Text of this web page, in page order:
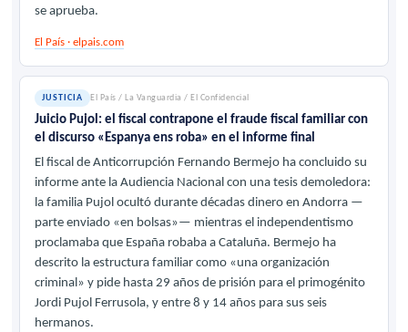
se aprueba.
El País · elpais.com
JUSTICIA El País / La Vanguardia / El Confidencial
Juicio Pujol: el fiscal contrapone el fraude fiscal familiar con
el discurso «Espanya ens roba» en el informe final
El fiscal de Anticorrupción Fernando Bermejo ha concluido su
informe ante la Audiencia Nacional con una tesis demoledora:
la familia Pujol ocultó durante décadas dinero en Andorra —
parte enviado «en bolsas»— mientras el independentismo
proclamaba que España robaba a Cataluña. Bermejo ha
descrito la estructura familiar como «una organización
criminal» y pide hasta 29 años de prisión para el primogénito
Jordi Pujol Ferrusola, y entre 8 y 14 años para sus seis
hermanos.